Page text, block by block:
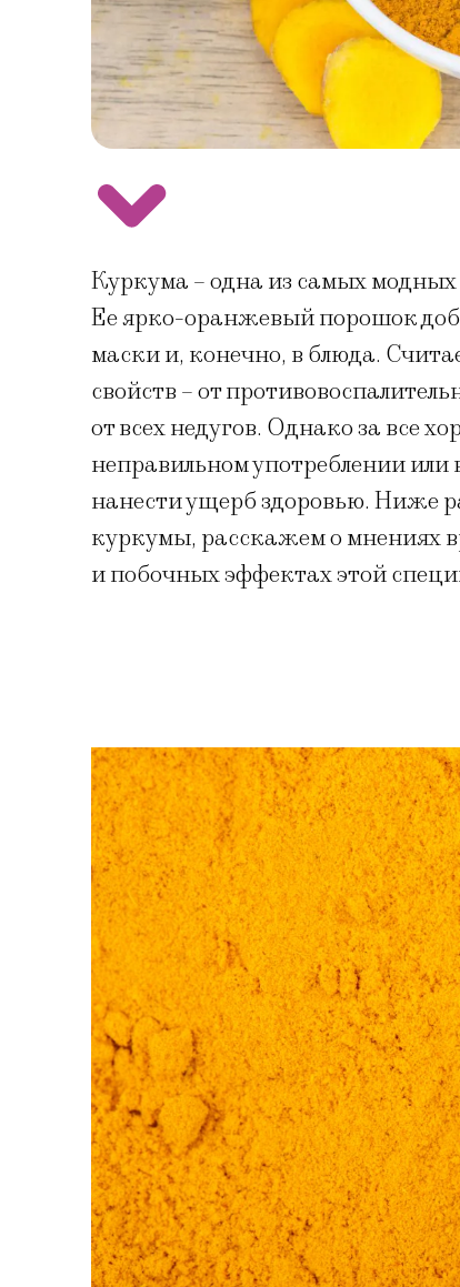
Куркума – одна из самых модных
Ее ярко-оранжевый порошок
маски и, конечно, в блюда.
свойств – от
от всех недугов. Однако за все
неправильном употреблении
нанести ущерб здоровью. Ниже
куркумы, расскажем о мнениях
и побочных эффектах этой